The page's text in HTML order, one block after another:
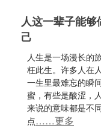
人这一辈子能
己
人生是一场漫长的
枉此生。许多人在
一生里最难忘的瞬
蜜，有些是酸涩，
来说的意味都是不
点……更多